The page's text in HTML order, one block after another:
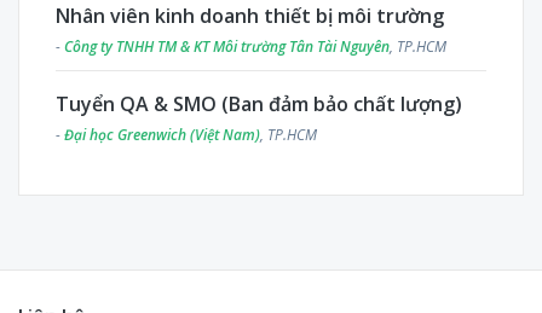
Nhân viên kinh doanh thiết bị môi trường
-Công ty TNHH TM & KT Môi trường Tân Tài Nguyên, TP.HCM
Tuyển QA & SMO (Ban đảm bảo chất lượng)
-Đại học Greenwich (Việt Nam), TP.HCM